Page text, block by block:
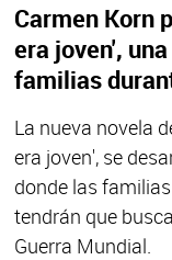
Carmen Korn
era joven',
familias
La nueva novela
era joven', se
donde las
tendrán que
Guerra Mundial.